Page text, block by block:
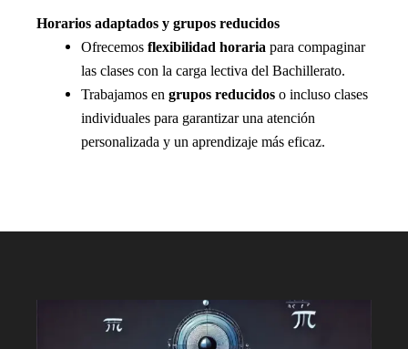
Horarios adaptados y grupos reducidos
Ofrecemosflexibilidad horaria para compaginar
las clases con la carga lectiva del Bachillerato.
Trabajamos engrupos reducidos o incluso clases
individuales para garantizar una atención
personalizada y un aprendizaje más eficaz.